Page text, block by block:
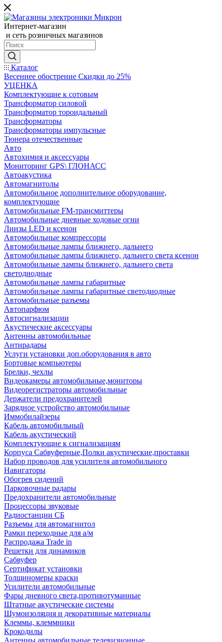
Интернет-магазин
и сеть розничных магазинов
Каталог
Весеннее обострение Скидки до 25%
УЦЕНКА
Комплектующие к сотовым
Трансформатор силовой
Трансформатор тороидальный
Трансформаторы
Трансформаторы импульсные
Тюнера отечественные
Авто
Автохимия и аксессуары
Мониторинг GPS\ ГЛОНАСС
Автоакустика
Автомагнитолы
Автомобильное дополнительное оборудование,
комплектующие
Автомобильные FM-трансмиттеры
Автомобильные дневные ходовые огни
Линзы LED и ксенон
Автомобильные компрессоры
Автомобильные лампы ближнего, дальнего
Автомобильные лампы ближнего, дальнего света ксенон
Автомобильные лампы ближнего, дальнего света
светодиодные
Автомобильные лампы габаритные
Автомобильные лампы габаритные светодиодные
Автомобильные разъемы
Автопарфюм
Автосигнализации
Акустические аксессуары
Антенны автомобильные
Антирадары
Услуги установки доп.оборудования в авто
Бортовые компьютеры
Брелки, чехлы
Видеокамеры автомобильные,мониторы
Видеорегистраторы автомобильные
Держатели предохранителей
Зарядное устройство автомобильные
Иммобилайзеры
Кабель автомобильный
Кабель акустический
Комплектующие к сигнализациям
Корпуса Сабвуферные,Полки акустические,проставки
Набор проводов для усилителя автомобильного
Навигаторы
Обогрев сидений
Парковочные радары
Предохранители автомобильные
Процессоры звуковые
Радиостанции СБ
Разъемы для автомагнитол
Рамки переходные для а/м
Распродажа Trade in
Решетки для динамиков
Сабвуфер
Сертификат установки
Толщиномеры краски
Усилители автомобильные
Фары дневного света,противотуманные
Штатные акустические системы
Шумоизоляция и декоративные материалы
Клеммы, клеммники
Крокодилы
Антенны автомобильные телевизионные